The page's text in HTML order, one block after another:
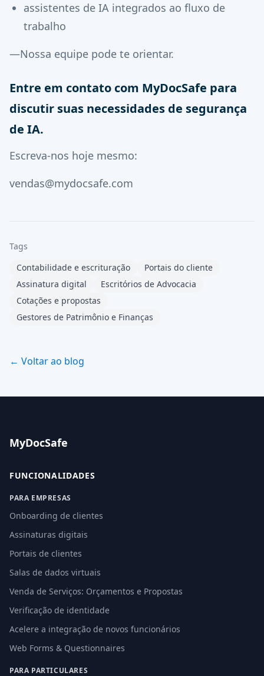
assistentes de IA integrados ao fluxo de
trabalho
—Nossa equipe pode te orientar.
Entre em contato com MyDocSafe para
discutir suas necessidades de segurança
de IA.
Escreva-nos hoje mesmo:
vendas@mydocsafe.com
Tags
Contabilidade e escrituração
Portais do cliente
Assinatura digital
Escritórios de Advocacia
Cotações e propostas
Gestores de Patrimônio e Finanças
← Voltar ao blog
MyDocSafe
FUNCIONALIDADES
PARA EMPRESAS
Onboarding de clientes
Assinaturas digitais
Portais de clientes
Salas de dados virtuais
Venda de Serviços: Orçamentos e Propostas
Verificação de identidade
Acelere a integração de novos funcionários
Web Forms & Questionnaires
PARA PARTICULARES